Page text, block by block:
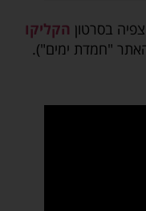
בסרטון הקליקו
"חמדת ימים").